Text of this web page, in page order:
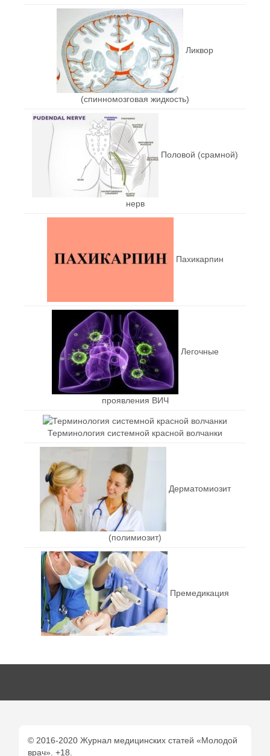
Ликвор
(спинномозговая жидкость)
Половой (срамной)
нерв
Пахикарпин
Легочные
проявления ВИЧ
Терминология системной красной волчанки
Дерматомиозит
(полимиозит)
Премедикация
© 2016-2020 Журнал медицинских статей «Молодой
врач». +18.